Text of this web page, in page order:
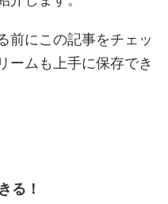
前にこの記事をチェッ
ームも上手に保存でき
る！